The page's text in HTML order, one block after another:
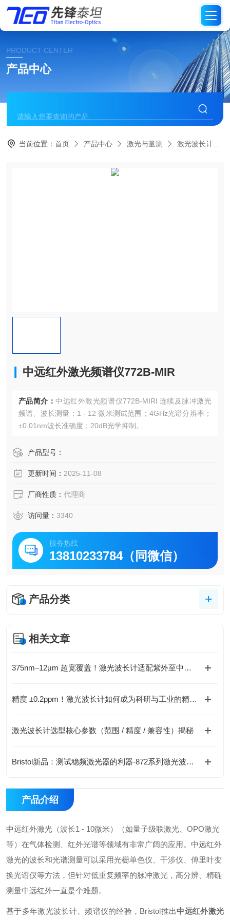
PRODUCT CENTER
产品中心
当前位置：首页 产品中心 激光与量测 激光波长计
中远红外激光频谱仪772B-MIR
产品简介： 中远红外激光频谱仪772B-MIRl 连续及脉冲激光
频谱、波长测量；1 - 12 微米测试范围；4GHz光谱分辨率；
±0.01nm波长准确度；20dB光学抑制。
产品型号：
更新时间： 2025-11-08
厂商性质： 代理商
访问量： 3340
服务热线
13810233784（同微信）
产品分类
相关文章
375nm–12μm 超宽覆盖！激光波长计适配紫外至中红外测量
精度 ±0.2ppm！激光波长计如何成为科研与工业的精准标尺？
激光波长计选型核心参数（范围 / 精度 / 兼容性）揭秘
Bristol新品：测试稳频激光器的利器-872系列激光波长计
产品介绍
中远红外激光（波长1 - 10微米）（如量子级联激光、OPO激光
等）在气体检测、红外光谱等领域有非常广阔的应用。中远红外
激光的波长和光谱测量可以采用光栅单色仪、干涉仪、傅里叶变
换光谱仪等方法，但针对低重复频率的脉冲激光，高分辨、精确
测量中远红外一直是个难题。
基于多年激光波长计、频谱仪的经验，Bristol推出中远红外激光